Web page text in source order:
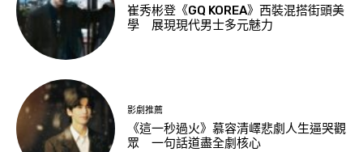
崔秀彬登《GQ KOREA》西裝混搭街頭美
學 展現現代男士多元魅力
影劇推薦
《這一秒過火》慕容清嶧悲劇人生逼哭觀
眾 一句話道盡全劇核心